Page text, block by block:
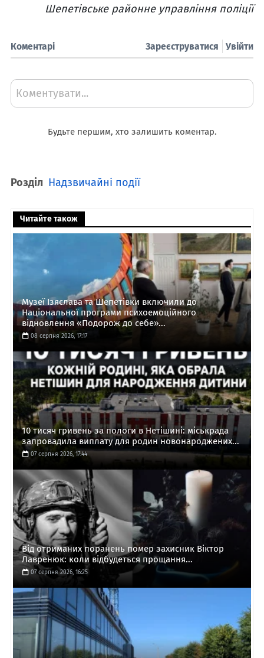
Шепетівське районне управління поліції
Коментарі Увійти
Зареєструватися
Коментувати...
Будьте першим, хто залишить коментар.
Розділ Надзвичайні події
Читайте також
Музеї Ізяслава та Шепетівки включили до
Національної програми психоемоційного
відновлення «Подорож до себе»...
08 серпня 2026, 17:17
10 тисяч гривень за пологи в Нетішині: міськрада
запровадила виплату для родин новонароджених...
07 серпня 2026, 17:44
Від отриманих поранень помер захисник Віктор
Лавренюк: коли відбудеться прощання...
07 серпня 2026, 16:25